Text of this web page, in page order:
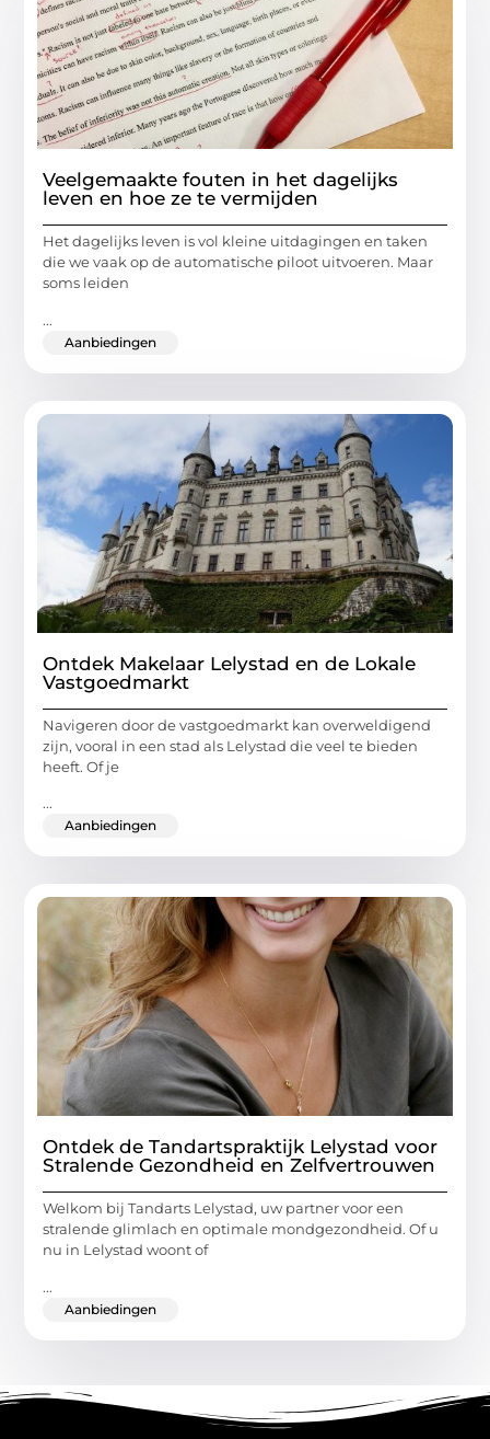
Veelgemaakte fouten in het dagelijks
leven en hoe ze te vermijden
Het dagelijks leven is vol kleine uitdagingen en taken
die we vaak op de automatische piloot uitvoeren. Maar
soms leiden
...
Aanbiedingen
Ontdek Makelaar Lelystad en de Lokale
Vastgoedmarkt
Navigeren door de vastgoedmarkt kan overweldigend
zijn, vooral in een stad als Lelystad die veel te bieden
heeft. Of je
...
Aanbiedingen
Ontdek de Tandartspraktijk Lelystad voor
Stralende Gezondheid en Zelfvertrouwen
Welkom bij Tandarts Lelystad, uw partner voor een
stralende glimlach en optimale mondgezondheid. Of u
nu in Lelystad woont of
...
Aanbiedingen